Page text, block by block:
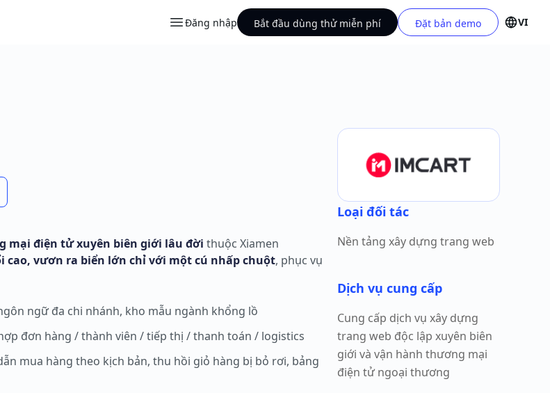
Đăng nhập Bắt đầu dùng thử miễn phí Đặt bản demo VI
mại điện tử xuyên biên giới lâu đời thuộc Xiamen
cao, vươn ra biển lớn chỉ với một cú nhấp chuột, phục vụ
ngữ đa chi nhánh, kho mẫu ngành khổng lồ
đơn hàng / thành viên / tiếp thị / thanh toán / logistics
mua hàng theo kịch bản, thu hồi giỏ hàng bị bỏ rơi, bảng
Loại đối tác
Nền tảng xây dựng trang web
Dịch vụ cung cấp
Cung cấp dịch vụ xây dựng
trang web độc lập xuyên biên
giới và vận hành thương mại
điện tử ngoại thương